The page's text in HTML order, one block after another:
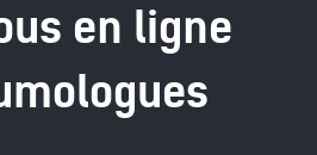
en ligne